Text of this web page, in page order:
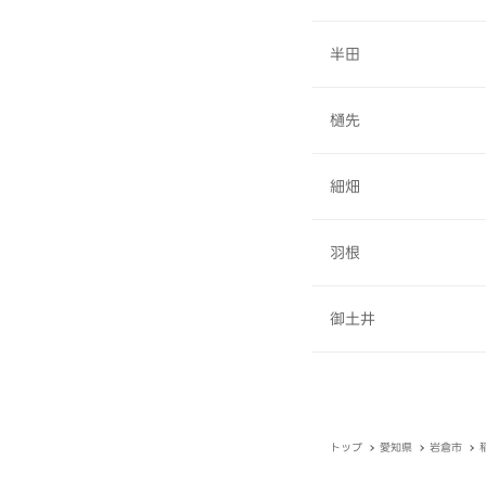
半田
樋先
細畑
羽根
御土井
トップ 愛知県 岩倉市